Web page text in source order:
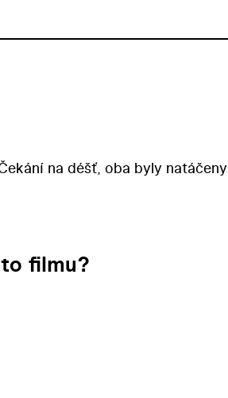
na déšť, oba byly natáčeny
filmu?